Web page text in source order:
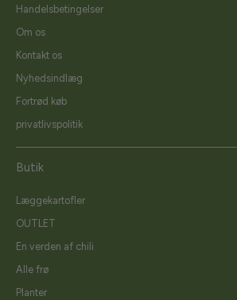
Handelsbetingelser
Om os
Kontakt os
Nyhedsindlæg
Fortrød køb
privatlivspolitik
Butik
Læggekartofler
OUTLET
En verden af chili
Alle frø
Planter